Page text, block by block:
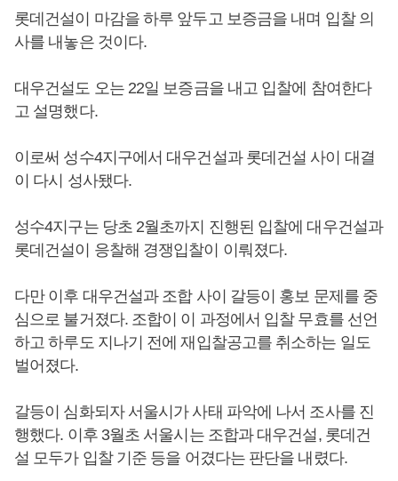
롯데건설이 마감을 하루 앞두고 보증금을 내며 입찰 의
사를 내놓은 것이다.
대우건설도 오는 22일 보증금을 내고 입찰에 참여한다
고 설명했다.
이로써 성수4지구에서 대우건설과 롯데건설 사이 대결
이 다시 성사됐다.
성수4지구는 당초 2월초까지 진행된 입찰에 대우건설과
롯데건설이 응찰해 경쟁입찰이 이뤄졌다.
다만 이후 대우건설과 조합 사이 갈등이 홍보 문제를 중
심으로 불거졌다. 조합이 이 과정에서 입찰 무효를 선언
하고 하루도 지나기 전에 재입찰공고를 취소하는 일도
벌어졌다.
갈등이 심화되자 서울시가 사태 파악에 나서 조사를 진
행했다. 이후 3월초 서울시는 조합과 대우건설, 롯데건
설 모두가 입찰 기준 등을 어겼다는 판단을 내렸다.